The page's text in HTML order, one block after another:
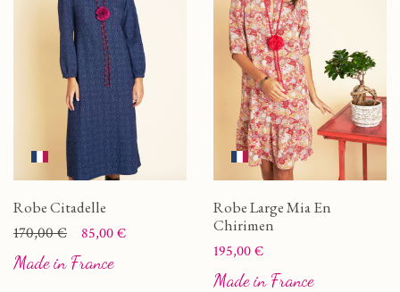
Robe Citadelle
Prix
Prix de base
170,00 € 85,00 €
Made in France
Robe Large Mia En
Chirimen
Prix
195,00 €
Made in France